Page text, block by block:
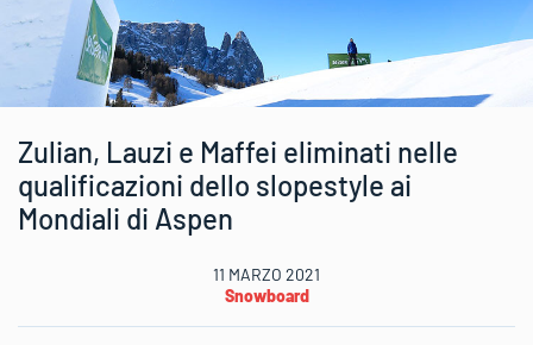
Zulian, Lauzi e Maffei eliminati nelle
qualificazioni dello slopestyle ai
Mondiali di Aspen
11 MARZO 2021
Snowboard